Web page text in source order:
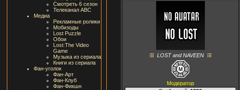
Смотреть 6 сезон
Телеканал ABC
Медиа
Рекламные ролики
Мобизоды
Lost Puzzle
Обои
Lost:The Video
Game
Музыка из сериала
Книги из сериала
Фан-уголок
Фан-Арт
Фан-Клуб
Фан-Фикшн
LOST and NAVEEN
Модератор